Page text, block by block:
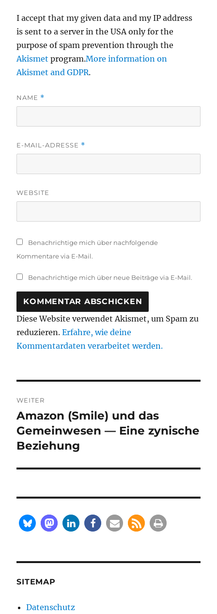
I accept that my given data and my IP address
is sent to a server in the USA only for the
purpose of spam prevention through the
Akismet program.More information on
Akismet and GDPR.
NAME *
E-MAIL-ADRESSE *
WEBSITE
Benachrichtige mich über nachfolgende
Kommentare via E-Mail.
Benachrichtige mich über neue Beiträge via E-Mail.
Diese Website verwendet Akismet, um Spam zu
reduzieren.Erfahre, wie deine
Kommentardaten verarbeitet werden.
WEITER
Nächster
Beitrag:
Amazon (Smile) und das
Gemeinwesen — Eine zynische
Beziehung
SITEMAP
Datenschutz